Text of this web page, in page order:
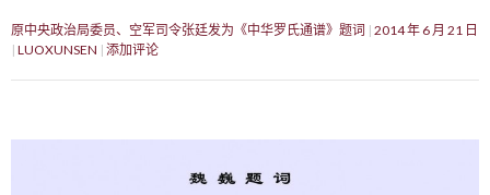
原中央政治局委员、空军司令张廷发为《中华罗氏通谱》题词 2014 年 6 月 21 日
LUOXUNSEN 添加评论